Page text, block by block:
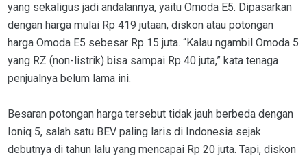
yang sekaligus jadi andalannya, yaitu Omoda E5. Dipasarkan
dengan harga mulai Rp 419 jutaan, diskon atau potongan
harga Omoda E5 sebesar Rp 15 juta. “Kalau ngambil Omoda 5
yang RZ (non-listrik) bisa sampai Rp 40 juta,” kata tenaga
penjualnya belum lama ini.
Besaran potongan harga tersebut tidak jauh berbeda dengan
Ioniq 5, salah satu BEV paling laris di Indonesia sejak
debutnya di tahun lalu yang mencapai Rp 20 juta. Tapi, diskon